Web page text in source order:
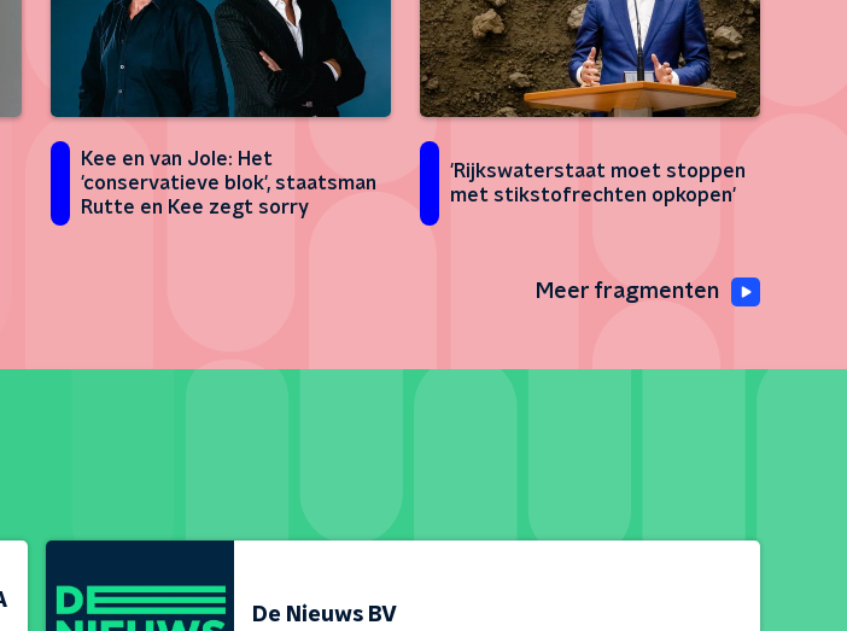
Kee en van Jole: Het
'conservatieve blok', staatsman
Rutte en Kee zegt sorry
'Rijkswaterstaat moet stoppen
met stikstofrechten opkopen'
Meer fragmenten
De Nieuws BV